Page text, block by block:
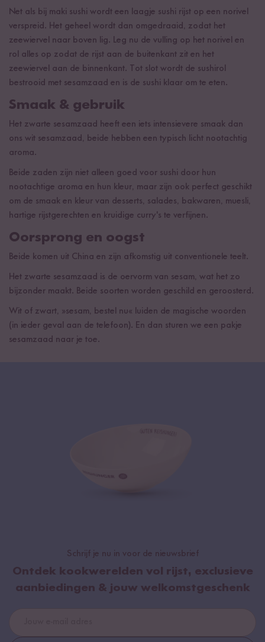
Net als bij maki sushi wordt een laagje sushi rijst op een norivel
verspreid. Het geheel wordt dan omgedraaid, zodat het
zeewiervel naar boven lig. Leg nu de vulling op het norivel en
rol alles op zodat de rijst aan de buitenkant zit en het
zeewiervel aan de binnenkant. Tot slot wordt de sushirol
bestrooid met sesamzaad en is de sushi klaar om te eten.
Smaak & gebruik
Het zwarte sesamzaad heeft een iets intensievere smaak dan
ons wit sesamzaad, beide hebben een typisch licht nootachtig
aroma.
Beide zaden zijn niet alleen goed voor sushi door hun
nootachtige aroma en hun kleur, maar zijn ook perfect geschikt
om de smaak en kleur van desserts, salades, bakwaren, muesli,
hartige rijstgerechten en kruidige curry's te verfijnen.
Oorsprong en oogst
Beide komen uit China en zijn afkomstig uit conventionele teelt.
Het zwarte sesamzaad is de oervorm van sesam, wat het zo
bijzonder maakt. Beide soorten worden geschild en geroosterd.
Wit of zwart, »sesam, bestel nu« luiden de magische woorden
(in ieder geval aan de telefoon). En dan sturen we een pakje
sesamzaad naar je toe.
Schrijf je nu in voor de nieuwsbrief
Ontdek kookwerelden vol rijst, exclusieve
aanbiedingen & jouw welkomstgeschenk